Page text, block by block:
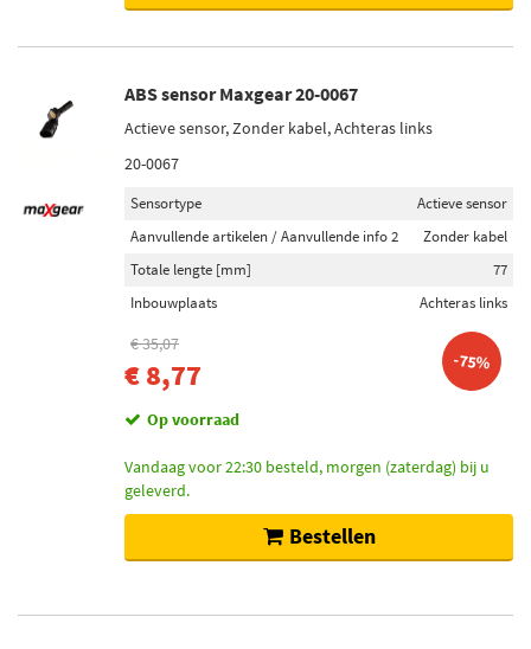
ABS sensor Maxgear 20-0067
Actieve sensor, Zonder kabel, Achteras links
20-0067
Sensortype
Actieve sensor
Aanvullende artikelen / Aanvullende info 2
Zonder kabel
Totale lengte [mm]
77
Inbouwplaats
Achteras links
€ 35,07
€ 8,77 -75%
Op voorraad
Vandaag voor 22:30 besteld, morgen (zaterdag) bij u
geleverd.
Bestellen